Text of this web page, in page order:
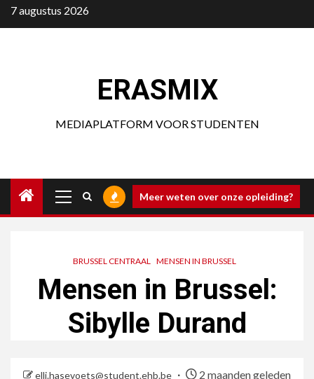
Ga
naar
7 augustus 2026
ERASMIX
MEDIAPLATFORM VOOR STUDENTEN
menu
Meer weten over onze opleiding?
BRUSSEL CENTRAAL MENSEN IN BRUSSEL
Mensen in Brussel:
Sibylle Durand
elli.hasevoets@student.ehb.be 2 maanden geleden